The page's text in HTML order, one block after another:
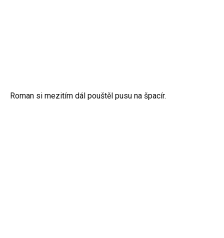
Roman si mezitím dál pouštěl pusu na špacír.